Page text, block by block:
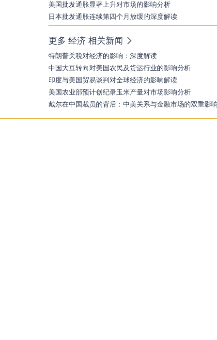
美国批发通胀显著上升对市场的影响分析
日本批发通胀连续第四个月放缓的深度解读
更多 经济 相关新闻
特朗普关税对经济的影响：深度解读
中国大豆转向对美国农民及货运行业的影响分析
印度与美国贸易谈判对全球经济的影响解读
美国农业部预计创纪录玉米产量对市场影响分析
戴尔在中国裁员的背后：中美关系与金融市场的双重影